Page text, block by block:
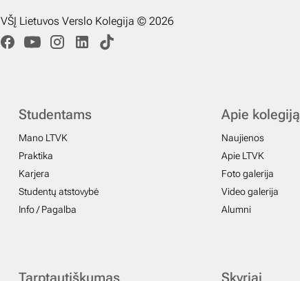
VŠĮ Lietuvos Verslo Kolegija © 2026
Studentams
Mano LTVK
Praktika
Karjera
Studentų atstovybė
Info / Pagalba
Apie kolegiją
Naujienos
Apie LTVK
Foto galerija
Video galerija
Alumni